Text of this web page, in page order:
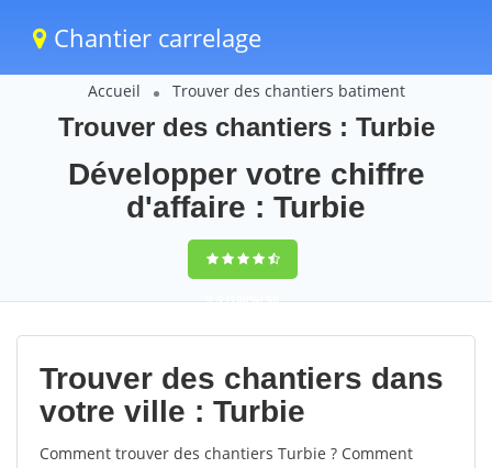
Chantier carrelage
Accueil Trouver des chantiers batiment
Trouver des chantiers : Turbie
Développer votre chiffre
d'affaire : Turbie
9,5(100%)58
votes
Trouver des chantiers dans
votre ville : Turbie
Comment trouver des chantiers Turbie ? Comment